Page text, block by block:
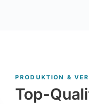
PRODUKTION &
Top-